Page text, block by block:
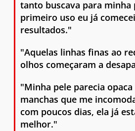
tanto buscava para minha
primeiro uso eu já
resultados."
"Aquelas linhas finas ao
olhos começaram a
"Minha pele parecia
manchas que me
com poucos dias, ela já
melhor."